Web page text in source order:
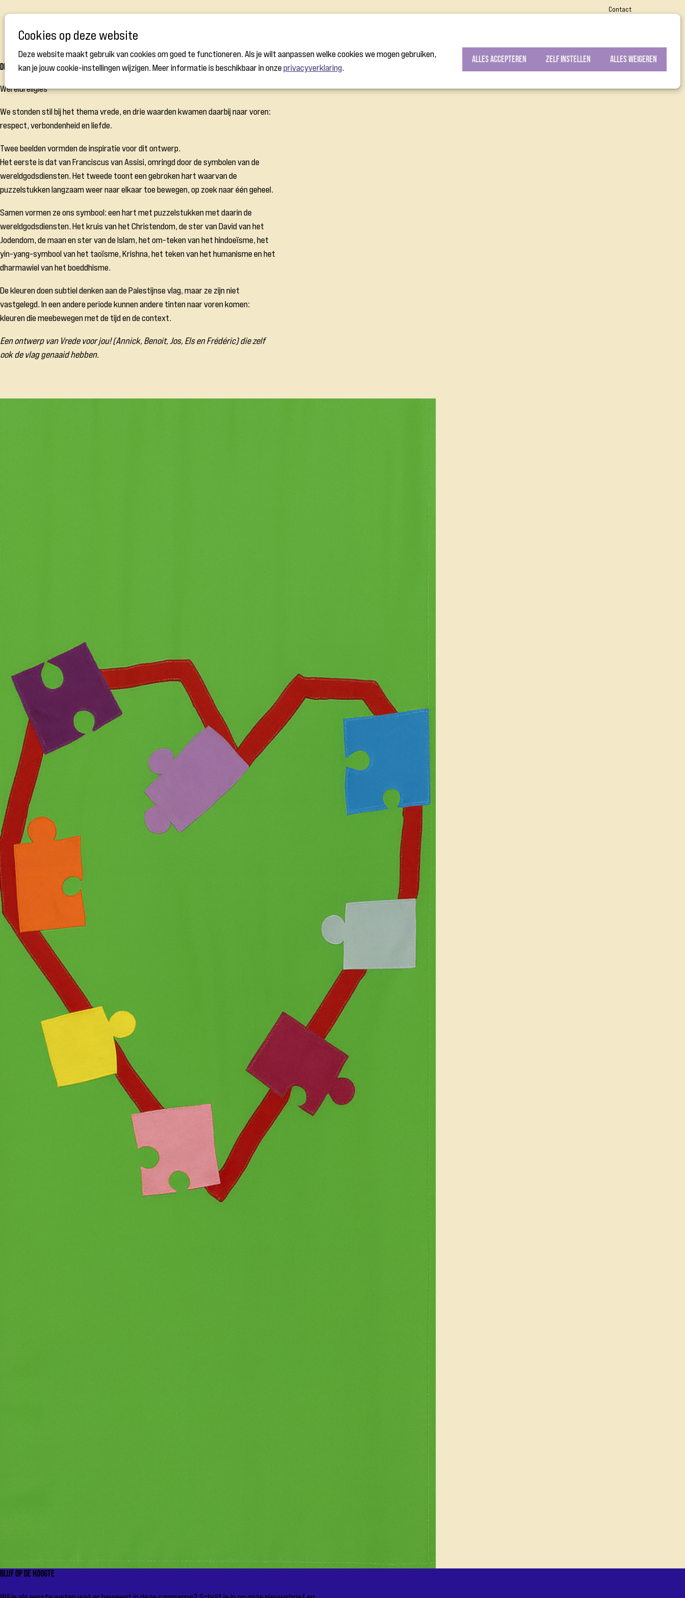
Cookies op deze website
Deze website maakt gebruik van cookies om goed te functioneren. Als je wilt aanpassen welke cookies we mogen gebruiken,
kan je jouw cookie-instellingen wijzigen. Meer informatie is beschikbaar in onzeprivacyverklaring.
Alles accepteren Zelf instellen Alles weigeren
Contact
De verhalen achter de vlaggen
Wereldreligies
We stonden stil bij het thema vrede, en drie waarden kwamen daarbij naar voren:
respect, verbondenheid en liefde.
Twee beelden vormden de inspiratie voor dit ontwerp.
Het eerste is dat van Franciscus van Assisi, omringd door de symbolen van de
wereldgodsdiensten. Het tweede toont een gebroken hart waarvan de
puzzelstukken langzaam weer naar elkaar toe bewegen, op zoek naar één geheel.
Samen vormen ze ons symbool: een hart met puzzelstukken met daarin de
wereldgodsdiensten. Het kruis van het Christendom, de ster van David van het
Jodendom, de maan en ster van de Islam, het om-teken van het hindoeïsme, het
yin-yang-symbool van het taoïsme, Krishna, het teken van het humanisme en het
dharmawiel van het boeddhisme.
De kleuren doen subtiel denken aan de Palestijnse vlag, maar ze zijn niet
vastgelegd. In een andere periode kunnen andere tinten naar voren komen:
kleuren die meebewegen met de tijd en de context.
Een ontwerp van Vrede voor jou! (Annick, Benoit, Jos, Els en Frédéric) die zelf
ook de vlag genaaid hebben.
Blijf op de hoogte